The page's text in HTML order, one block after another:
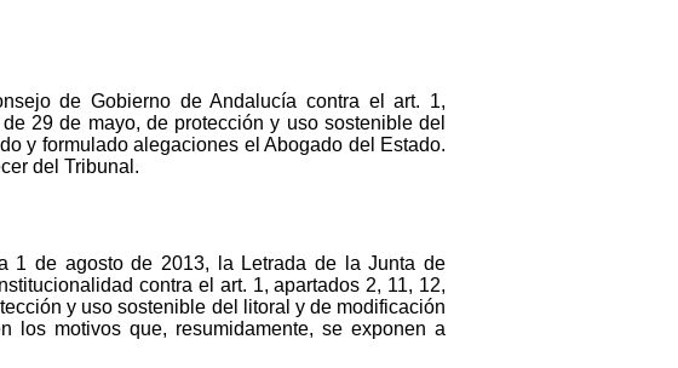
de Gobierno de Andalucía contra el art. 1,
29 de mayo, de protección y uso sostenible del
y formulado alegaciones el Abogado del Estado.
del Tribunal.
1 de agosto de 2013, la Letrada de la Junta de
contra el art. 1, apartados 2, 11, 12,
y uso sostenible del litoral y de modificación
motivos que, resumidamente, se exponen a